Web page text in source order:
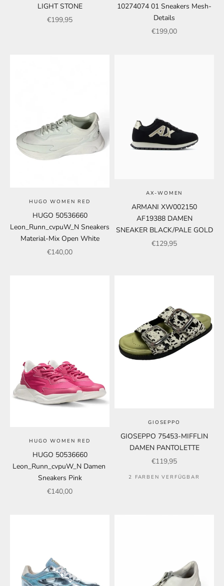
LIGHT STONE
Angebot
€199,95
10274074 01 Sneakers Mesh-
Details
Angebot
€199,00
HUGO WOMEN RED
HUGO 50536660
Leon_Runn_cvpuW_N Sneakers
Material-Mix Open White
Angebot
€140,00
AX-WOMEN
ARMANI XW002150
AF19388 DAMEN
SNEAKER BLACK/PALE GOLD
Angebot
€129,95
HUGO WOMEN RED
HUGO 50536660
Leon_Runn_cvpuW_N Damen
Sneakers Pink
Angebot
€140,00
GIOSEPPO
GIOSEPPO 75453-MIFFLIN
DAMEN PANTOLETTE
Angebot
€119,95
2 FARBEN VERFÜGBAR